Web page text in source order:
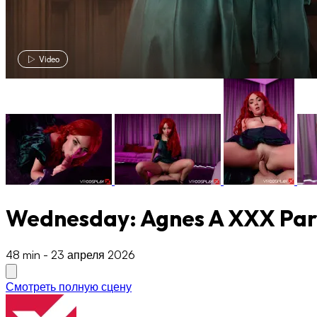
Video
Wednesday: Agnes A XXX
48 min - 23 апреля 2026
Смотреть полную сцену